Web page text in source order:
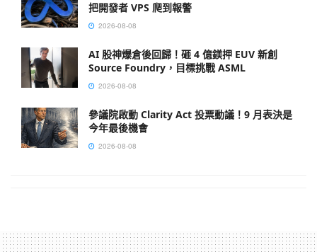
把開發者 VPS 爬到報警
2026-08-08
AI 股神爆倉後回歸！砸 4 億鎂押 EUV 新創
Source Foundry，目標挑戰 ASML
2026-08-08
參議院啟動 Clarity Act 投票動議！9 月表決是
今年最後機會
2026-08-08